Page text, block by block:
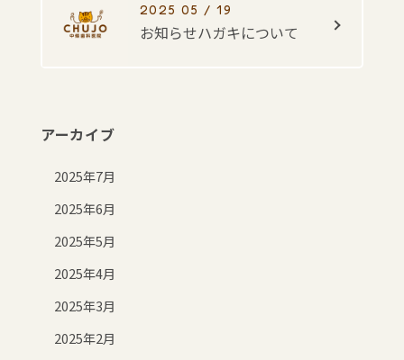
2025 05 / 19
お知らせハガキについて
アーカイブ
2025年7月
2025年6月
2025年5月
2025年4月
2025年3月
2025年2月